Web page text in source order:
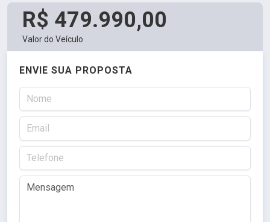
R$ 479.990,00
Valor do Veículo
ENVIE SUA PROPOSTA